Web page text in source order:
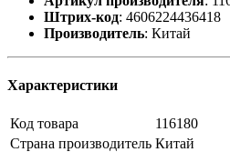
Штрих-код: 4606224436418
Производитель: Китай
Характеристики
Код товара
116180
Страна производитель Китай